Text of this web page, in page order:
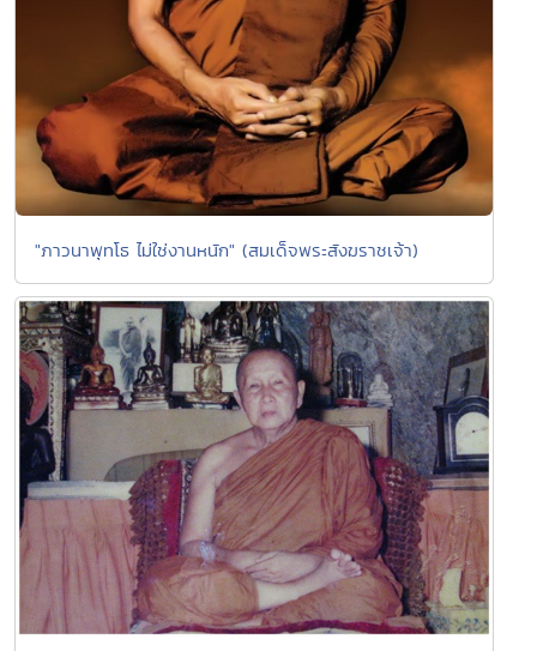
"ภาวนาพุทโธ ไม่ใช่งานหนัก" (สมเด็จพระสังฆราชเจ้า)